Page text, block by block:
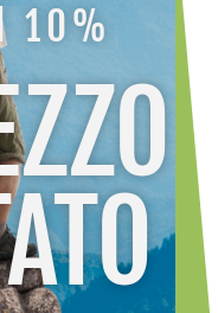
10%